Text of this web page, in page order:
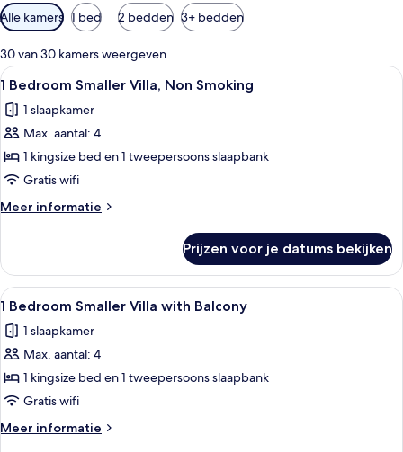
Beschikbare
filters
voor
kamers
Alle kamers 1 bed 2 bedden 3+ bedden
30 van 30 kamers weergeven
Alle
foto's
voor
1
Bedroom
Smaller
Villa,
Non
laden
Een moderne keuken met
7
1 Bedroom Smaller Villa, Non Smoking
1 slaapkamer
Max. aantal: 4
1 kingsize bed en 1 tweepersoons slaapbank
Gratis wifi
Meer informatie
Meer
Bedroom
Smaller
Villa,
Smoking
Prijzen voor je datums bekijken
Alle
foto's
voor
1
Bedroom
Smaller
Villa
with
Een woonkamer met een bank,
3
1 Bedroom Smaller Villa with Balcony
1 slaapkamer
Max. aantal: 4
1 kingsize bed en 1 tweepersoons slaapbank
Gratis wifi
Meer informatie
Meer